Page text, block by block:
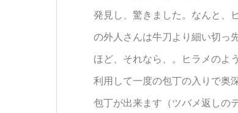
発見し、驚きました。なんと、
の外人さんは牛刀より細い切っ
ほど、それなら、。ヒラメのよ
利用して一度の包丁の入りで奥
包丁が出来ます（ツバメ返しの